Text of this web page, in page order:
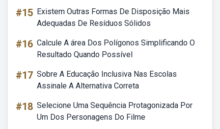
#15 Existem Outras Formas De Disposição Mais
Adequadas De Resíduos Sólidos
#16 Calcule A área Dos Polígonos Simplificando O
Resultado Quando Possível
#17 Sobre A Educação Inclusiva Nas Escolas
Assinale A Alternativa Correta
#18 Selecione Uma Sequência Protagonizada Por
Um Dos Personagens Do Filme